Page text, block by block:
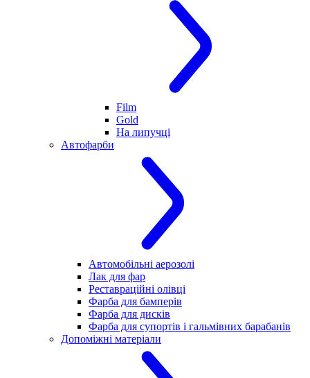
Film
Gold
На липучці
Автофарби
Автомобільні аерозолі
Лак для фар
Реставраційні олівці
Фарба для бамперів
Фарба для дисків
Фарба для супортів і гальмівних барабанів
Допоміжні матеріали